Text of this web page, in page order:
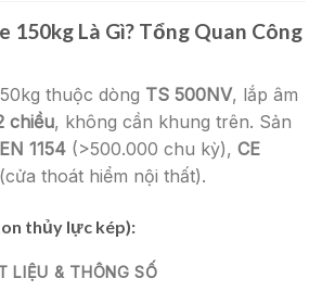
150kg Là Gì? Tổng Quan Công
thuộc dòng TS 500NV, lắp âm
chiều, không cần khung trên. Sản
EN 1154 (>500.000 chu kỳ), CE
(cửa thoát hiểm nội thất).
thủy lực kép):
LIỆU & THÔNG SỐ